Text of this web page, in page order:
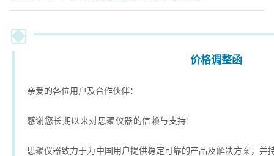
价格调整函
亲爱的各位用户及合作伙伴：
感谢您长期以来对思聚仪器的信赖与支持!
思聚仪器致力于为中国用户提供稳定可靠的产品及解决方案，并